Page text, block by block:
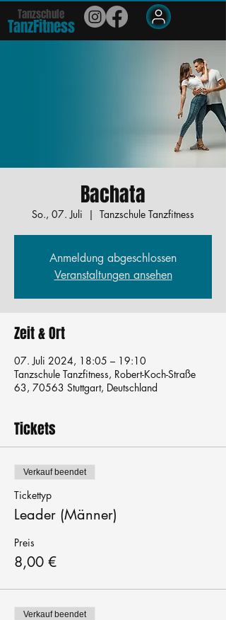
Tanzschule
TanzFitness
Bachata
So., 07. Juli
  |
Tanzschule Tanzfitness
Anmeldung abgeschlossen
Veranstaltungen ansehen
Zeit & Ort
07. Juli 2024, 18:05 – 19:10
Tanzschule Tanzfitness, Robert-Koch-Straße
63, 70563 Stuttgart, Deutschland
Tickets
Verkauf beendet
Tickettyp
Leader (Männer)
Preis
8,00 €
Verkauf beendet